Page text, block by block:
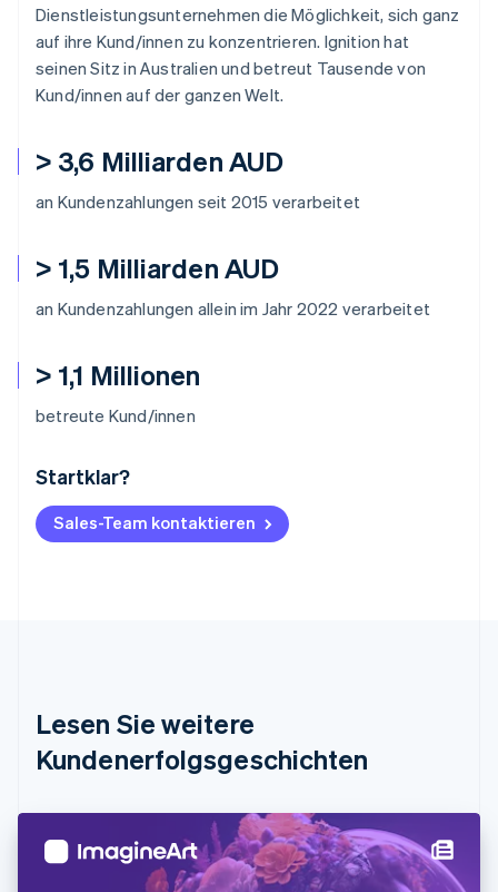
> 3,6 Milliarden AUD
an Kundenzahlungen seit 2015 verarbeitet
> 1,5 Milliarden AUD
an Kundenzahlungen allein im Jahr 2022 verarbeitet
> 1,1 Millionen
betreute Kund/innen
Startklar?
Sales-Team kontaktieren
Dienstleistungsunternehmen die Möglichkeit, sich ganz
auf ihre Kund/innen zu konzentrieren. Ignition hat
seinen Sitz in Australien und betreut Tausende von
Kund/innen auf der ganzen Welt.
Lesen Sie weitere
Kundenerfolgsgeschichten
Australien
Belgien
NederlandsFrançaisDeutschEnglish
DeutschEnglish
English
简体中文English
EnglishSvenska